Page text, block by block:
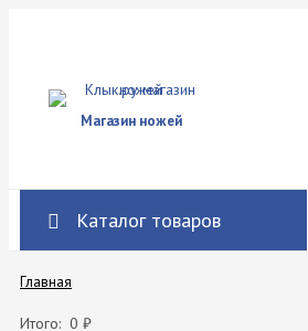
Магазин ножей
Каталог товаров
Главная
Итого: 0 ₽